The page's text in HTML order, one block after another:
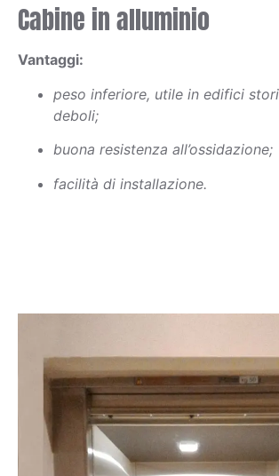
Cabine in alluminio
Vantaggi:
peso inferiore, utile in edifici
deboli;
buona resistenza all’ossidazione;
facilità di installazione.